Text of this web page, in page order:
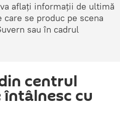
aflați informații de ultimă
se produc pe scena
sau în cadrul
centrul
întâlnesc cu